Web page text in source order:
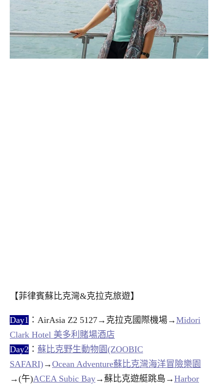
【菲律賓蘇比克灣&克拉克旅遊】
Day1 ：AirAsia Z2 5127→克拉克國際機場→Midori
Clark Hotel 美多利賭場酒店
Day2 ： 蘇比克野生動物園(ZOOBIC
SAFARI)→Ocean Adventure蘇比克灣海洋冒險樂園
→(午)ACEA Subic Bay→蘇比克遊艇跳島→Harbor